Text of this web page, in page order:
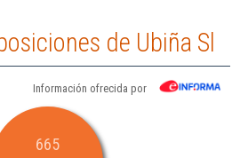
de Ubiña Sl
Información ofrecida por
665